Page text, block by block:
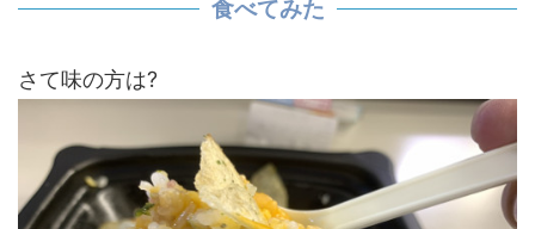
食べてみた
さて味の方は?